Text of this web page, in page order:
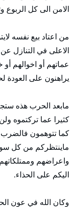
الامن الى كل
من اعتاد بيع نفسه
الاعلى في التنازل
عماتهم أو اخوالهم أو
يراهنون على العودة
مابعد الحرب هذه
كثيرا عما تركتموه
كما تتوهمون
ماينتظركم من كل
واعراضهم
اليكم على الحذاء.
وكان الله في عون